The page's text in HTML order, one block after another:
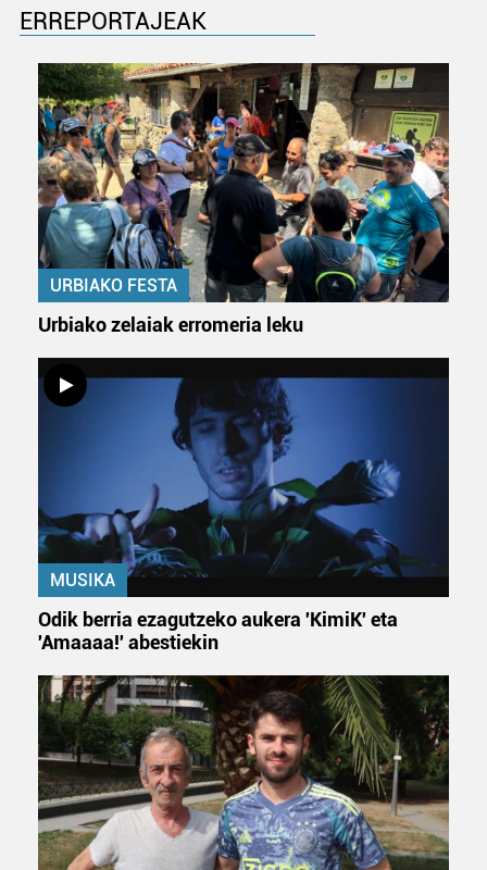
ERREPORTAJEAK
URBIAKO FESTA
Urbiako zelaiak erromeria leku
MUSIKA
Odik berria ezagutzeko aukera 'KimiK' eta
'Amaaaa!' abestiekin